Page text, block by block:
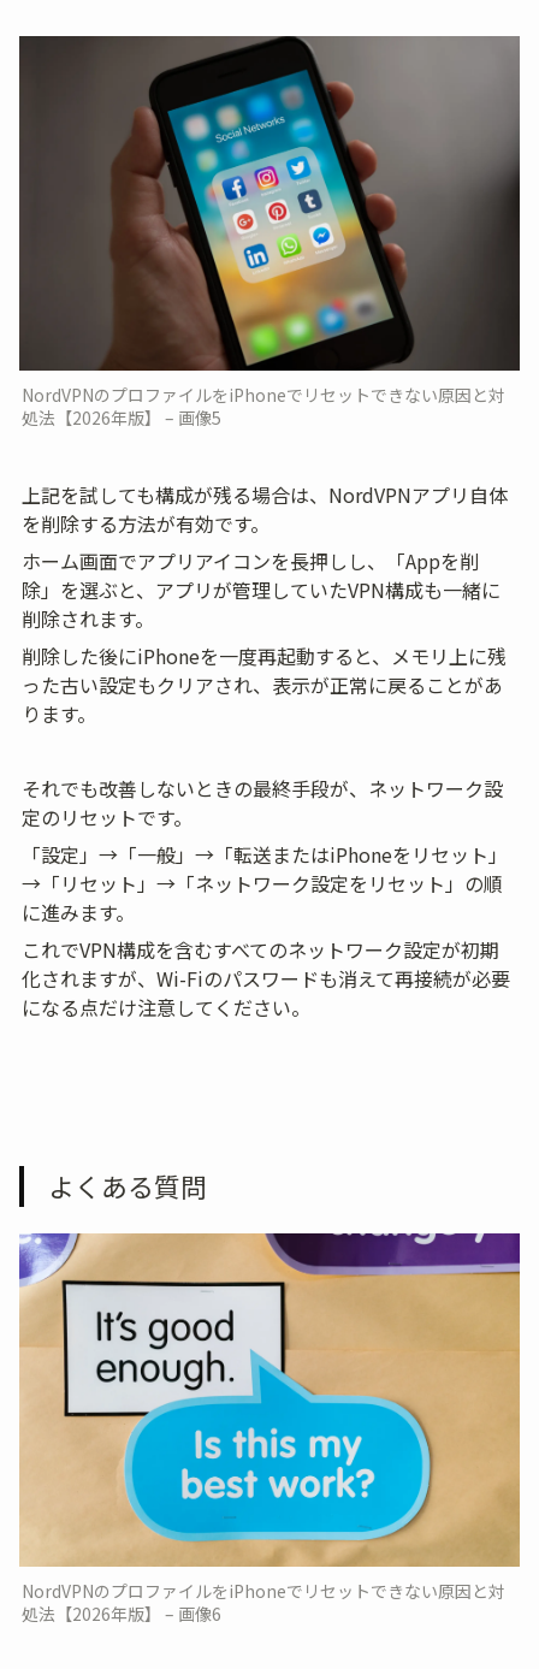
NordVPNのプロファイルをiPhoneでリセットできない原因と対
処法【2026年版】 – 画像5
上記を試しても構成が残る場合は、NordVPNアプリ自体
を削除する方法が有効です。
ホーム画面でアプリアイコンを長押しし、「Appを削
除」を選ぶと、アプリが管理していたVPN構成も一緒に
削除されます。
削除した後にiPhoneを一度再起動すると、メモリ上に残
った古い設定もクリアされ、表示が正常に戻ることがあ
ります。
それでも改善しないときの最終手段が、ネットワーク設
定のリセットです。
「設定」→「一般」→「転送またはiPhoneをリセット」
→「リセット」→「ネットワーク設定をリセット」の順
に進みます。
これでVPN構成を含むすべてのネットワーク設定が初期
化されますが、Wi-Fiのパスワードも消えて再接続が必要
になる点だけ注意してください。
よくある質問
NordVPNのプロファイルをiPhoneでリセットできない原因と対
処法【2026年版】 – 画像6